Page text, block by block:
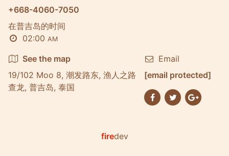
+668-4060-7050
在普吉岛的时间
02:00 AM
See the map
19/102 Moo 8, 潮发路东, 渔人之路
查龙, 普吉岛, 泰国
Email
[email protected]
firedev